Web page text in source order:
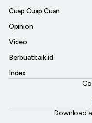
Cuap Cuap Cuan
Opinion
Video
Berbuatbaik.id
Index
Download